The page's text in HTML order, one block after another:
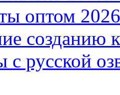
оптом
созданию
русской